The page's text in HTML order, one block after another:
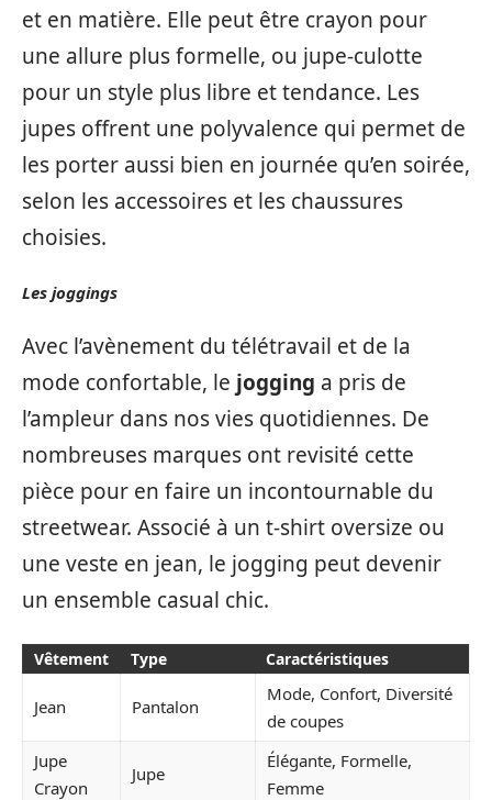
et en matière. Elle peut être crayon pour
une allure plus formelle, ou jupe-culotte
pour un style plus libre et tendance. Les
jupes offrent une polyvalence qui permet de
les porter aussi bien en journée qu’en soirée,
selon les accessoires et les chaussures
choisies.
Les joggings
Avec l’avènement du télétravail et de la
mode confortable, le jogging a pris de
l’ampleur dans nos vies quotidiennes. De
nombreuses marques ont revisité cette
pièce pour en faire un incontournable du
streetwear. Associé à un t-shirt oversize ou
une veste en jean, le jogging peut devenir
un ensemble casual chic.
Vêtement Type Caractéristiques
Jean Pantalon
Mode, Confort, Diversité
de coupes
Jupe
Crayon
Jupe
Élégante, Formelle,
Femme